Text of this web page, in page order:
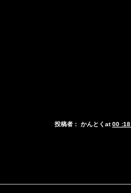
投稿者： かんとくat00 :18